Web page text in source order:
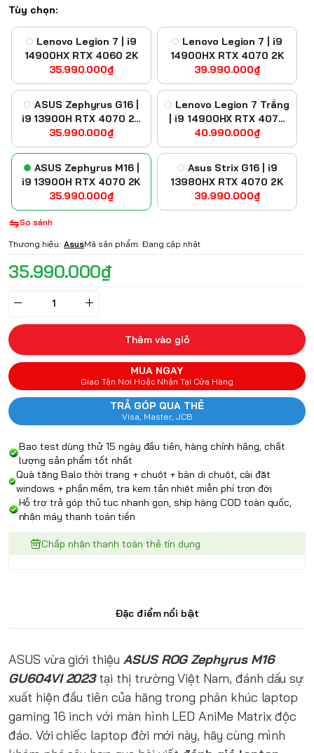
Tùy chọn:
Lenovo Legion 7 | i9
14900HX RTX 4060 2K
35.990.000₫
Lenovo Legion 7 | i9
14900HX RTX 4070 2K
39.990.000₫
ASUS Zephyrus G16 |
i9 13900H RTX 4070 2K
240Hz
35.990.000₫
Lenovo Legion 7 Trắng
| i9 14900HX RTX 4070
2K
40.990.000₫
ASUS Zephyrus M16 |
i9 13900H RTX 4070 2K
35.990.000₫
Asus Strix G16 | i9
13980HX RTX 4070 2K
39.990.000₫
So sánh
Thương hiệu: AsusMã sản phẩm: Đang cập nhật
35.990.000₫
Thêm vào giỏ
MUA NGAY
Giao Tận Nơi Hoặc Nhận Tại Cửa Hàng
TRẢ GÓP QUA THẺ
Visa, Master, JCB
Bao test dùng thử 15 ngày đầu tiên, hàng chính hãng, chất
lượng sản phẩm tốt nhất
Quà tặng Balo thời trang + chuột + bàn di chuột, cài đặt
windows + phần mềm, tra kem tản nhiệt miễn phí trọn đời
Hỗ trợ trả góp thủ tục nhanh gọn, ship hàng COD toàn quốc,
nhận máy thanh toán tiền
Chấp nhận thanh toán thẻ tín dụng
Đặc điểm nổi bật
ASUS vừa giới thiệu ASUS ROG Zephyrus M16
GU604VI 2023tại thị trường Việt Nam, đánh dấu sự
xuất hiện đầu tiên của hãng trong phân khúc laptop
gaming 16 inch với màn hình LED AniMe Matrix độc
đáo. Với chiếc laptop đời mới này, hãy cùng mình